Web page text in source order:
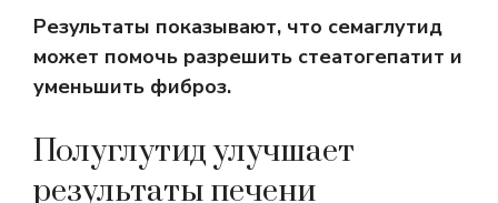
Результаты показывают, что семаглутид
может помочь разрешить стеатогепатит и
уменьшить фиброз.
Полуглутид улучшает
результаты печени